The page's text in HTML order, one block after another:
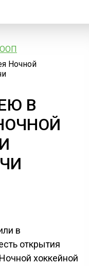
Ночной
В
в
открытия
хоккейной